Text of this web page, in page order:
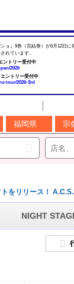
ョ』9巻（完結巻）が6月12日に
れています。
ントリー受付中
2026
ントリー受付中
tour/2026-3rd
福岡県 宗
をリリース！
NIGHT